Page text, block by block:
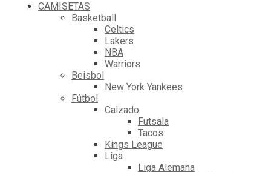
CAMISETAS
Basketball
Celtics
Lakers
NBA
Warriors
Beisbol
New York Yankees
Fútbol
Calzado
Futsala
Tacos
Kings League
Liga
Liga Alemana